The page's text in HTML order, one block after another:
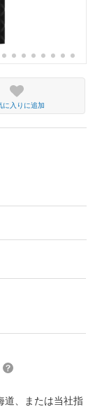
に入りに追加
道、または当社指